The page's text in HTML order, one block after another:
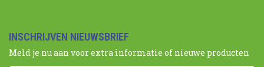
INSCHRIJVEN NIEUWSBRIEF
Meld je nu aan voor extra informatie of nieuwe producten